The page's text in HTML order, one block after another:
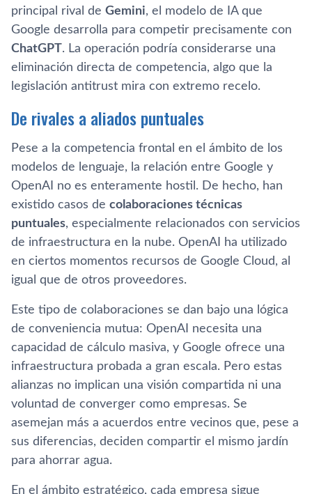
principal rival de Gemini, el modelo de IA que
Google desarrolla para competir precisamente con
ChatGPT . La operación podría considerarse una
eliminación directa de competencia, algo que la
legislación antitrust mira con extremo recelo.
De rivales a aliados puntuales
Pese a la competencia frontal en el ámbito de los
modelos de lenguaje, la relación entre Google y
OpenAI no es enteramente hostil. De hecho, han
existido casos de colaboraciones técnicas
puntuales, especialmente relacionados con servicios
de infraestructura en la nube. OpenAI ha utilizado
en ciertos momentos recursos de Google Cloud, al
igual que de otros proveedores.
Este tipo de colaboraciones se dan bajo una lógica
de conveniencia mutua: OpenAI necesita una
capacidad de cálculo masiva, y Google ofrece una
infraestructura probada a gran escala. Pero estas
alianzas no implican una visión compartida ni una
voluntad de converger como empresas. Se
asemejan más a acuerdos entre vecinos que, pese a
sus diferencias, deciden compartir el mismo jardín
para ahorrar agua.
En el ámbito estratégico, cada empresa sigue